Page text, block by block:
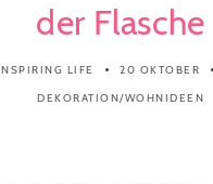
der Flasche
LIFE 20 OKTOBER
DEKORATION/WOHNIDEEN